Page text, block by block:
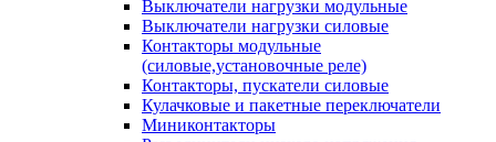
Выключатели нагрузки модульные
Выключатели нагрузки силовые
Контакторы модульные
(силовые,установочные реле)
Контакторы, пускатели силовые
Кулачковые и пакетные переключатели
Миниконтакторы